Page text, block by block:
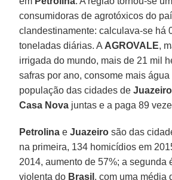
consumidoras de agrotóxicos do
clandestinamente: calculava-se há
toneladas diárias. A AGROVALE,
irrigada do mundo, mais de 21 mil
safras por ano, consome mais água
população das cidades deJuazeiro
Casa Nova juntas e a paga 89
Petrolina eJuazeiro são das
na primeira, 134 homicídios em
2014, aumento de 57%; a segunda
violenta do Brasil , com uma média